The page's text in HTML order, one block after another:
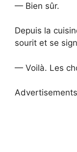
— Bien sûr.
Depuis la
sourit et se
— Voilà. Les
Advertisements